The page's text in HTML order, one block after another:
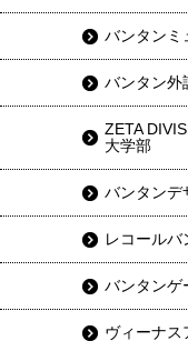
バンタンミ
バンタン外
ZETA
大学部
バンタンデ
レコール
バンタンゲ
ヴィーナス